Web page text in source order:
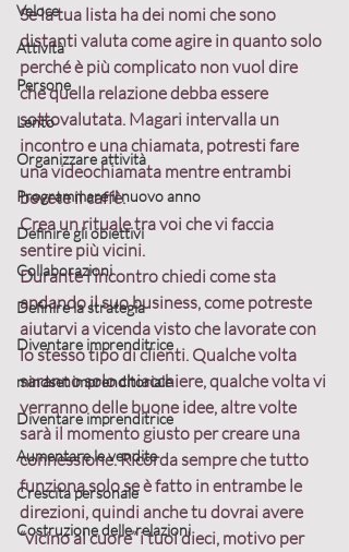
Veloce
Attività
Persone
Lento
Organizzare attività
Programmare il nuovo anno
Definire gli obiettivi
Collaborazioni
Definire la strategia
Diventare imprenditrice
mindset imprenditoriale
Diventare imprenditrice
Aumentare le vendite
Crescita personale
Costruzione delle relazioni
Se la tua lista ha dei nomi che sono
distanti valuta come agire in quanto solo
perché è più complicato non vuol dire
che quella relazione debba essere
sottovalutata. Magari intervalla un
incontro e una chiamata, potresti fare
una videochiamata mentre entrambi
bevete il caffè.
Crea un rituale tra voi che vi faccia
sentire più vicini.
Durante l’incontro chiedi come sta
andando il suo business, come potreste
aiutarvi a vicenda visto che lavorate con
lo stesso tipo di clienti. Qualche volta
saranno solo chiacchiere, qualche volta vi
verranno delle buone idee, altre volte
sarà il momento giusto per creare una
connessione. Ricorda sempre che tutto
funziona solo se è fatto in entrambe le
direzioni, quindi anche tu dovrai avere
“vicino al cuore” i tuoi dieci, motivo per